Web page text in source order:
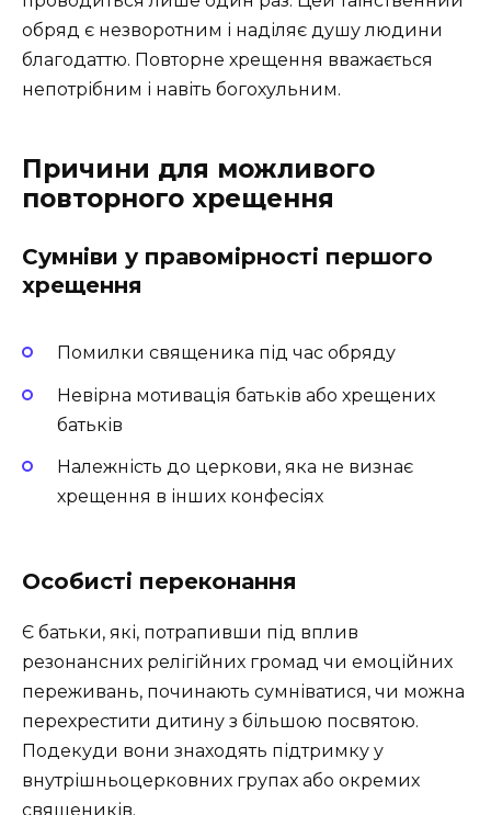
обряд є незворотним і наділяє душу людини
благодаттю. Повторне хрещення вважається
непотрібним і навіть богохульним.
Причини для можливого
повторного хрещення
Сумніви у правомірності першого
хрещення
Помилки священика під час обряду
Невірна мотивація батьків або хрещених
батьків
Належність до церкови, яка не визнає
хрещення в інших конфесіях
Особисті переконання
Є батьки, які, потрапивши під вплив
резонансних релігійних громад чи емоційних
переживань, починають сумніватися, чи можна
перехрестити дитину з більшою посвятою.
Подекуди вони знаходять підтримку у
внутрішньоцерковних групах або окремих
священиків.